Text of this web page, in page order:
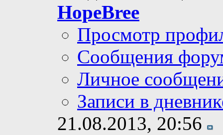
HopeBree
Просмотр
Сообщения
Личное
Записи в
21.08.2013, 20:56